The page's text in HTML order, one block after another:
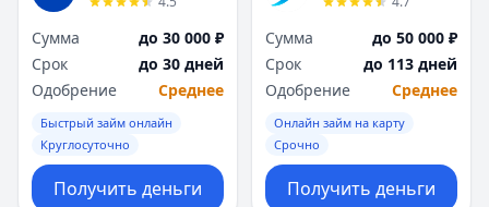
Сумма
до 30 000 ₽
Срок
до 30 дней
Одобрение
Среднее
Быстрый займ онлайн
Круглосуточно
Получить деньги
Сумма
до 50 000 ₽
Срок
до 113 дней
Одобрение
Среднее
Онлайн займ на карту
Срочно
Получить деньги